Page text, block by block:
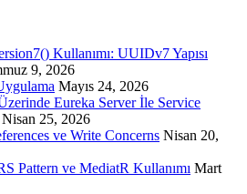
Kullanımı: UUIDv7 Yapısı
9, 2026
Mayıs 24, 2026
Eureka Server İle Service
Nisan 25, 2026
ve Write Concerns Nisan 20,
Pattern ve MediatR Kullanımı Mart